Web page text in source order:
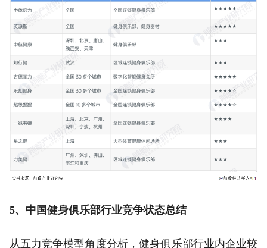
5、中国健身俱乐部行业竞争状态总结
从五力竞争模型角度分析，健身俱乐部行业内企业较